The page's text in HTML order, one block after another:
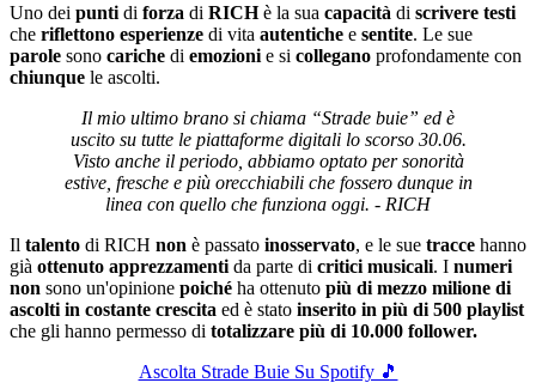
Uno dei punti di forza di RICHè la sua capacità di scrivere testi
che riflettono esperienze di vita autentiche e sentite. Le sue
parole sono cariche di emozioni e si collegano profondamente con
chiunque le ascolti.
Il mio ultimo brano si chiama “Strade buie” ed è
uscito su tutte le piattaforme digitali lo scorso 30.06.
Visto anche il periodo, abbiamo optato per sonorità
estive, fresche e più orecchiabili che fossero dunque in
linea con quello che funziona oggi. - RICH
Il talento di RICH non è passato inosservato, e le sue tracce hanno
già ottenuto apprezzamenti da parte di critici musicali. I numeri
non sono un'opinione poiché ha ottenuto più di mezzo milione di
ascolti in costante crescita ed è stato inserito in più di 500 playlist
che gli hanno permesso di totalizzare più di 10.000 follower.
Ascolta Strade Buie Su Spotify 🎵